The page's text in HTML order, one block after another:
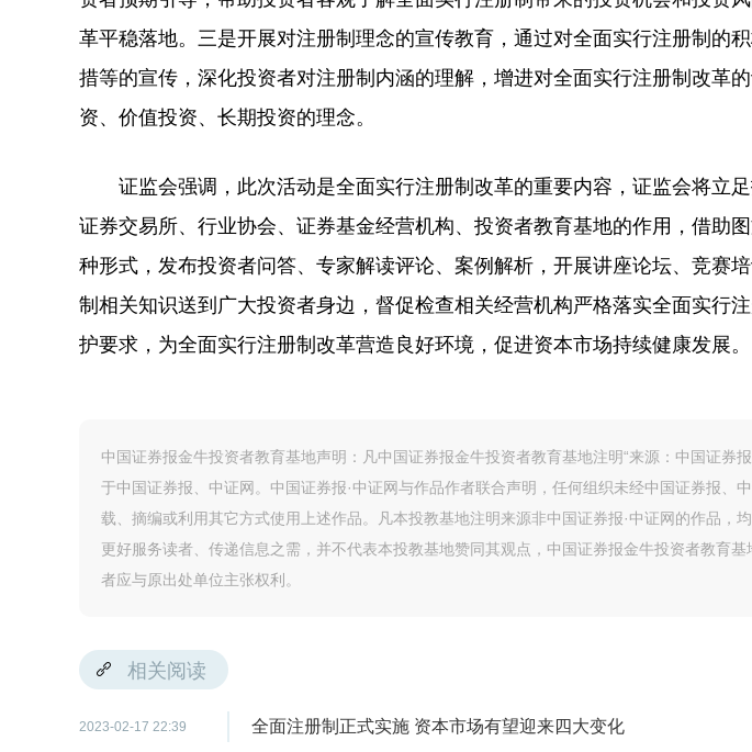
革平稳落地。三是开展对注册制理念的宣传教育，通过对全面实行注册制的
措等的宣传，深化投资者对注册制内涵的理解，增进对全面实行注册制改革
资、价值投资、长期投资的理念。
证监会强调，此次活动是全面实行注册制改革的重要内容，证监会将立
证券交易所、行业协会、证券基金经营机构、投资者教育基地的作用，借助
种形式，发布投资者问答、专家解读评论、案例解析，开展讲座论坛、竞赛
制相关知识送到广大投资者身边，督促检查相关经营机构严格落实全面实行
护要求，为全面实行注册制改革营造良好环境，促进资本市场持续健康发展。
中国证券报金牛投资者教育基地声明：凡中国证券报金牛投资者教育基地注明“来源：中国证券
于中国证券报、中证网。中国证券报·中证网与作品作者联合声明，任何组织未经中国证券报、
载、摘编或利用其它方式使用上述作品。凡本投教基地注明来源非中国证券报·中证网的作品，
更好服务读者、传递信息之需，并不代表本投教基地赞同其观点，中国证券报金牛投资者教育
者应与原出处单位主张权利。
相关阅读
2023-02-17 22:39 全面注册制正式实施 资本市场有望迎来四大变化